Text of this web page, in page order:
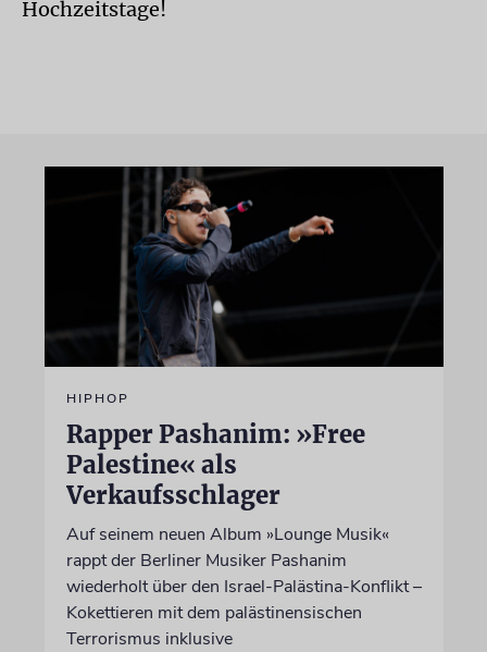
Hochzeitstage!
HIPHOP
Rapper Pashanim: »Free
Palestine« als
Verkaufsschlager
Auf seinem neuen Album »Lounge Musik«
rappt der Berliner Musiker Pashanim
wiederholt über den Israel-Palästina-Konflikt –
Kokettieren mit dem palästinensischen
Terrorismus inklusive